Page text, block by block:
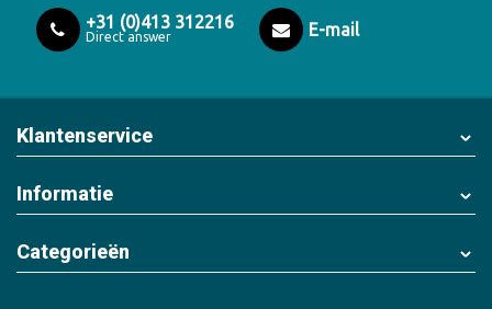
+31 (0)413 312216
Direct answer E-mail
Klantenservice
Informatie
Categorieën